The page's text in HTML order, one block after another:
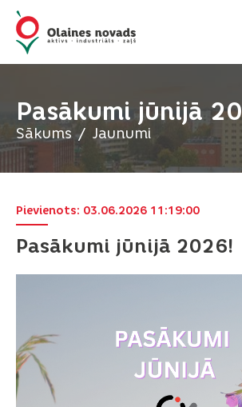
Pasākumi jūnijā
Sākums Jaunumi
Pasākumi jūnijā 2026!
Pievienots: 03.06.2026 11:19:00